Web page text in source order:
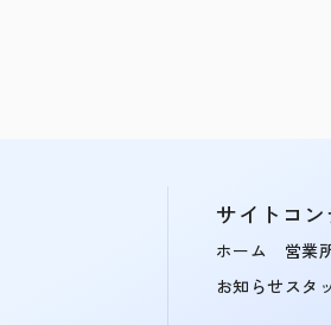
サイトコ
ホーム
お知らせ
営業
スタ